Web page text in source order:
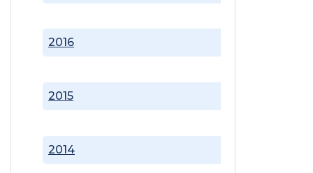
2014
2015
2016